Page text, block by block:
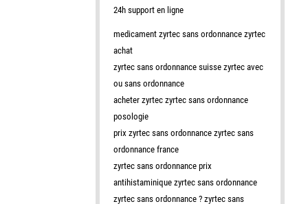
24h support en ligne
medicament zyrtec sans ordonnance zyrtec
achat
zyrtec sans ordonnance suisse zyrtec avec
ou sans ordonnance
acheter zyrtec zyrtec sans ordonnance
posologie
prix zyrtec sans ordonnance zyrtec sans
ordonnance france
zyrtec sans ordonnance prix
antihistaminique zyrtec sans ordonnance
zyrtec sans ordonnance ? zyrtec sans